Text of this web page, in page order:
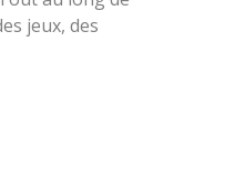
jeux, des